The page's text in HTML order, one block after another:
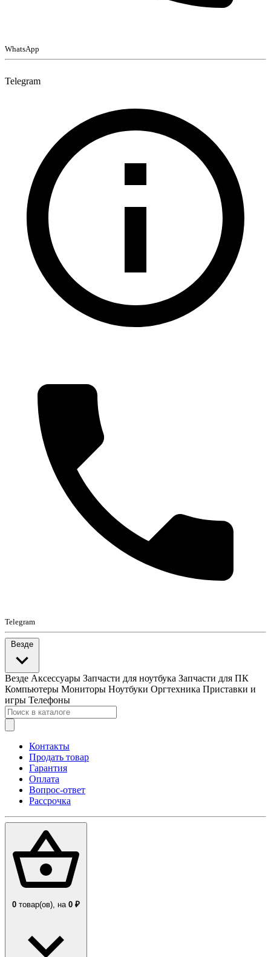
WhatsApp
Telegram
Telegram
Везде
Везде Аксессуары Запчасти для ноутбука Запчасти для ПК
Компьютеры Мониторы Ноутбуки Оргтехника Приставки и
игры Телефоны
Контакты
Продать товар
Гарантия
Оплата
Вопрос-ответ
Рассрочка
0 товар(ов), на 0 ₽